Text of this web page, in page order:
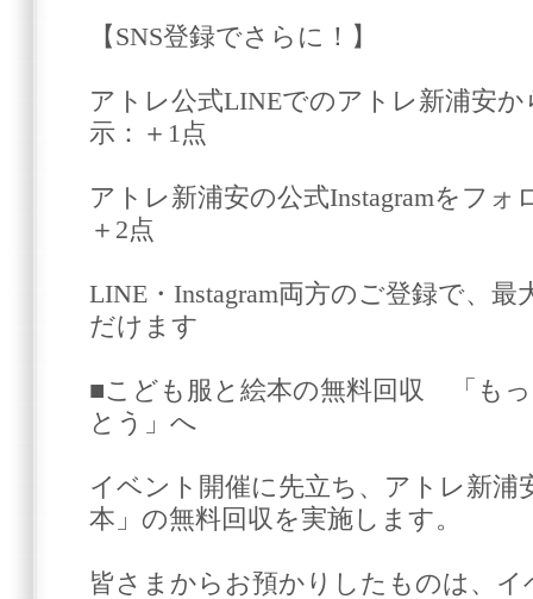
【SNS登録でさらに！】
アトレ公式LINEでのアトレ新浦安
示：＋1点
アトレ新浦安の公式
＋2点
LINE・Instagram両方のご登録で、
だけます
■こども服と絵本の無料回収 「も
とう」へ
イベント開催に先立ち、アトレ新浦
本」の無料回収を実施します。
皆さまからお預かりしたものは、